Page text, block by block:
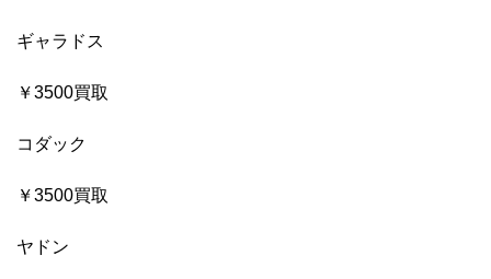
ギャラドス
￥3500買取
コダック
￥3500買取
ヤドン